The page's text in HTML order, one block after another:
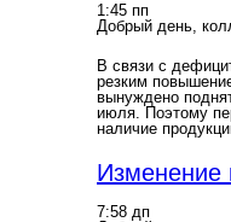
1:45 пп
Добрый день,
В связи с
резким
вынуждено
июля. Поэтому
наличие
Изменение
7:58 дп